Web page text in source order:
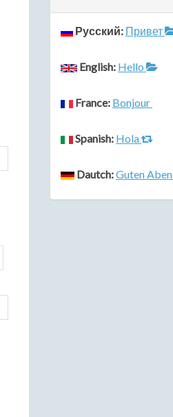
Русский: Привет
English: Hello
France: Bonjour
Spanish: Hola
Dautch:Guten Aben